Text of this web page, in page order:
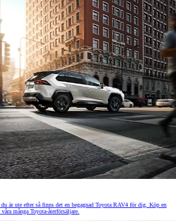
är ute efter så finns det en begagnad Toyota RAV4 för dig. Köp en
många Toyota-återförsäljare.